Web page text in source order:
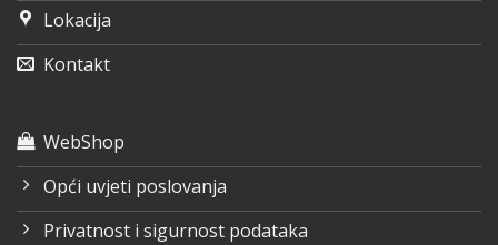
Lokacija
Kontakt
WebShop
Opći uvjeti poslovanja
Privatnost i sigurnost podataka